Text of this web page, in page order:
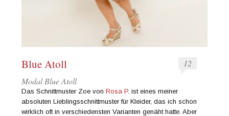
Blue Atoll
12
Modal Blue Atoll
Das Schnittmuster Zoe vonRosa P. ist eines meiner
absoluten Lieblingsschnittmuster für Kleider, das ich schon
wirklich oft in verschiedensten Varianten genäht hatte. Aber